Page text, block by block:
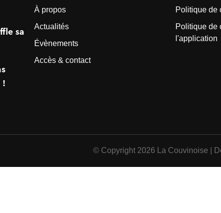
sa
!
À propos
Actualités
Évènements
Accès & contact
Politique de
Politique de
l'application
© Copyright 2026 La Couvinoise |